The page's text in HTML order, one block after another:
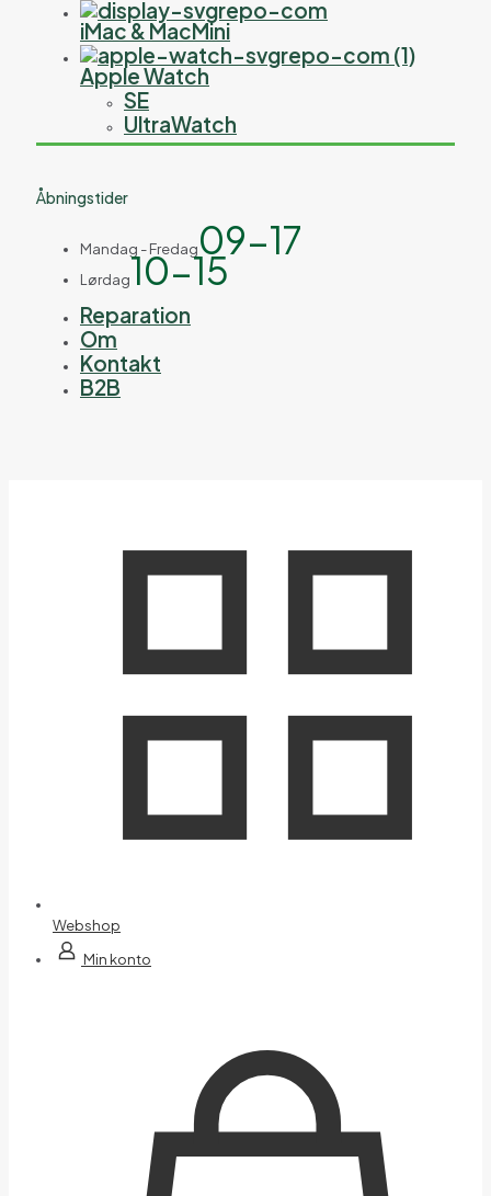
iMac & MacMini
Apple Watch
SE
UltraWatch
Åbningstider
Mandag - Fredag09-17
Lørdag10-15
Reparation
Om
Kontakt
B2B
Webshop
Min konto